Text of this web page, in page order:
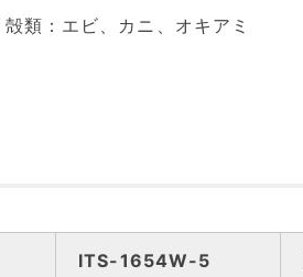
殻類：エビ、カニ、オキアミ
ITS-1654W-5